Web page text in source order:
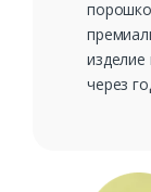
через